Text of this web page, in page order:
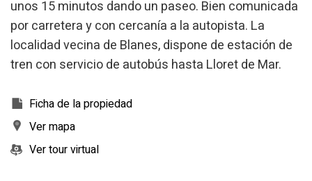
unos 15 minutos dando un paseo. Bien comunicada
por carretera y con cercanía a la autopista. La
localidad vecina de Blanes, dispone de estación de
tren con servicio de autobús hasta Lloret de Mar.
Ficha de la propiedad
Ver mapa
Ver tour virtual